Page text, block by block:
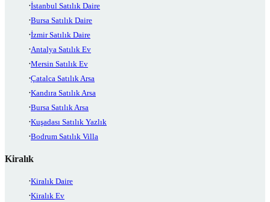
İstanbul Satılık Daire
Bursa Satılık Daire
İzmir Satılık Daire
Antalya Satılık Ev
Mersin Satılık Ev
Çatalca Satılık Arsa
Kandıra Satılık Arsa
Bursa Satılık Arsa
Kuşadası Satılık Yazlık
Bodrum Satılık Villa
Kiralık
Kiralık Daire
Kiralık Ev